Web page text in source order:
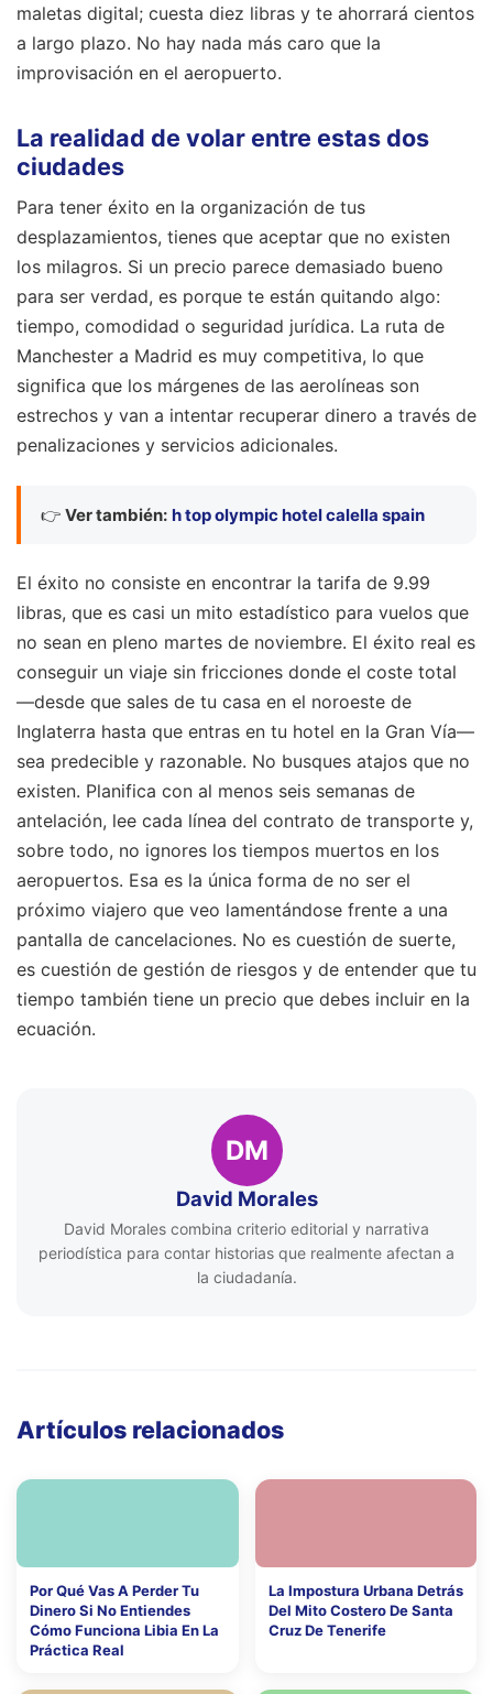
maletas digital; cuesta diez libras y te ahorrará cientos
a largo plazo. No hay nada más caro que la
improvisación en el aeropuerto.
La realidad de volar entre estas dos
ciudades
Para tener éxito en la organización de tus
desplazamientos, tienes que aceptar que no existen
los milagros. Si un precio parece demasiado bueno
para ser verdad, es porque te están quitando algo:
tiempo, comodidad o seguridad jurídica. La ruta de
Manchester a Madrid es muy competitiva, lo que
significa que los márgenes de las aerolíneas son
estrechos y van a intentar recuperar dinero a través de
penalizaciones y servicios adicionales.
👉 Ver también: h top olympic hotel calella spain
El éxito no consiste en encontrar la tarifa de 9.99
libras, que es casi un mito estadístico para vuelos que
no sean en pleno martes de noviembre. El éxito real es
conseguir un viaje sin fricciones donde el coste total
—desde que sales de tu casa en el noroeste de
Inglaterra hasta que entras en tu hotel en la Gran Vía—
sea predecible y razonable. No busques atajos que no
existen. Planifica con al menos seis semanas de
antelación, lee cada línea del contrato de transporte y,
sobre todo, no ignores los tiempos muertos en los
aeropuertos. Esa es la única forma de no ser el
próximo viajero que veo lamentándose frente a una
pantalla de cancelaciones. No es cuestión de suerte,
es cuestión de gestión de riesgos y de entender que tu
tiempo también tiene un precio que debes incluir en la
ecuación.
DM
David Morales
David Morales combina criterio editorial y narrativa
periodística para contar historias que realmente afectan a
la ciudadanía.
Artículos relacionados
Por Qué Vas A Perder Tu
Dinero Si No Entiendes
Cómo Funciona Libia En La
Práctica Real
La Impostura Urbana Detrás
Del Mito Costero De Santa
Cruz De Tenerife